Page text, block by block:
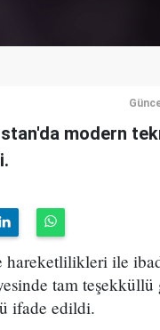
modern
ile
tam teşekküllü
ifade edildi.